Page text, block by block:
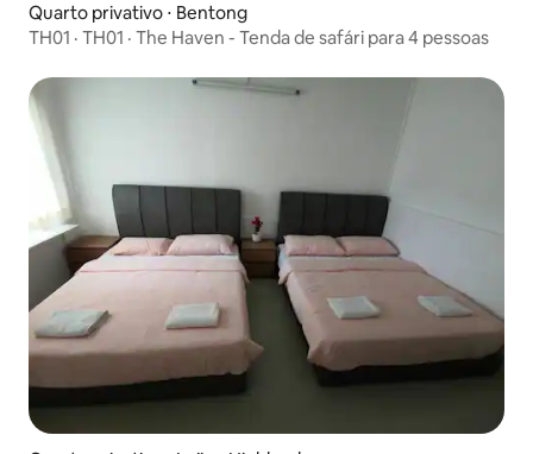
Quarto privativo ⋅ Bentong
TH01 · TH01 · The Haven - Tenda de safári para 4 pessoas